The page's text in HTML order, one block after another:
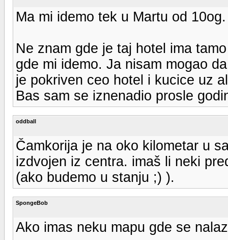
Ma mi idemo tek u Martu od 10og.
Ne znam gde je taj hotel ima
gde mi idemo. Ja nisam mogao
je pokriven ceo hotel i kucice uz
Bas sam se iznenadio prosle
oddball
Čamkorija je na oko kilometar u
izdvojen iz centra. imaš li neki
(ako budemo u stanju ;) ).
SpongeBob
Ako imas neku mapu gde se